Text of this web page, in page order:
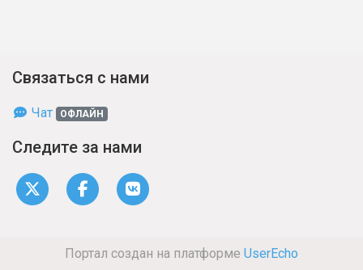
Связаться с нами
Чат ОФЛАЙН
Следите за нами
Портал создан на платформе UserEcho